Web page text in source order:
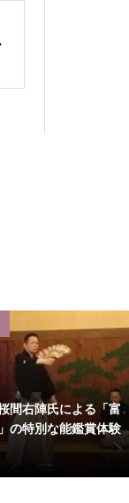
間右陣氏による「富
の特別な能鑑賞体験